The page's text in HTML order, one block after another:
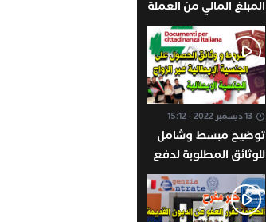
المبلغ المالي من العملة
الصعبة المسموح
إخراجه من المغرب /
المبلغ المسموح
إدخالها إلى المغرب
13 ديسمبر 2022 - 15:12
توضيح مبسط وشامل
للوثائق المطلوبة لدفع
طلب الجنسية الإيطالية
عن طريق الزواج